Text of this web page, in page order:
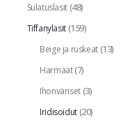
Sulatuslasit(48)
Tiffanylasit(159)
Beige ja ruskeat(13)
Harmaat(7)
Ihonväriset(3)
Iridisoidut(20)